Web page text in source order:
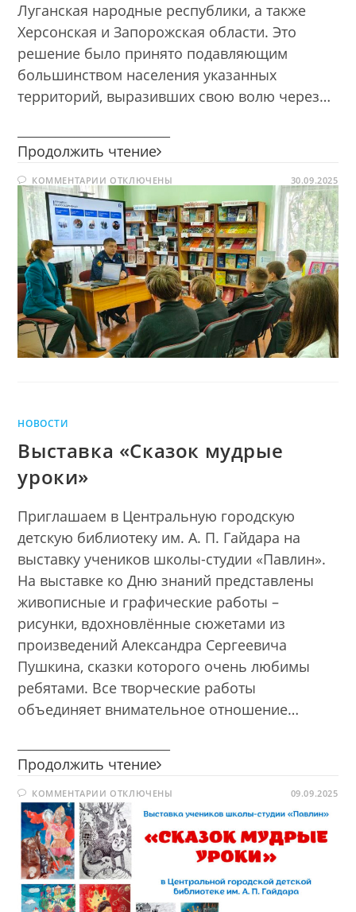
Луганская народные республики, а также
Херсонская и Запорожская области. Это
решение было принято подавляющим
большинством населения указанных
территорий, выразивших свою волю через…
Продолжить чтение Разговор
важном
КОММЕНТАРИИ К
ЗАПИСИ
РАЗГОВОР
О
ВАЖНОМ
ОТКЛЮЧЕНЫ 30.09.2025
НОВОСТИ
Выставка «Сказок мудрые
уроки»
Приглашаем в Центральную городскую
детскую библиотеку им. А. П. Гайдара на
выставку учеников школы-студии «Павлин».
На выставке ко Дню знаний представлены
живописные и графические работы –
рисунки, вдохновлённые сюжетами из
произведений Александра Сергеевича
Пушкина, сказки которого очень любимы
ребятами. Все творческие работы
объединяет внимательное отношение…
Продолжить чтение Выставка
мудрые
уроки»
КОММЕНТАРИИ К
ЗАПИСИ
ВЫСТАВКА
«СКАЗОК
МУДРЫЕ
УРОКИ»
ОТКЛЮЧЕНЫ 09.09.2025